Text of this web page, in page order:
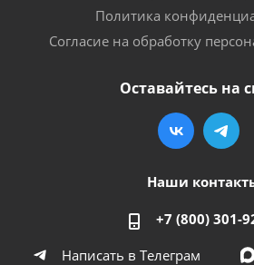
Политика
Согласие на обработку
Оставайтесь на
Наши
+7 (800) 301-
Написать в Телеграм